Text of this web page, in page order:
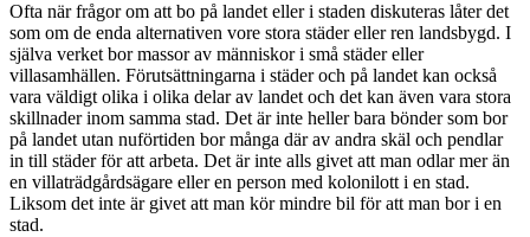
Ofta när frågor om att bo på landet eller i staden diskuteras låter det
som om de enda alternativen vore stora städer eller ren landsbygd. I
själva verket bor massor av människor i små städer eller
villasamhällen. Förutsättningarna i städer och på landet kan också
vara väldigt olika i olika delar av landet och det kan även vara stora
skillnader inom samma stad. Det är inte heller bara bönder som bor
på landet utan nuförtiden bor många där av andra skäl och pendlar
in till städer för att arbeta. Det är inte alls givet att man odlar mer än
en villaträdgårdsägare eller en person med kolonilott i en stad.
Liksom det inte är givet att man kör mindre bil för att man bor i en
stad.